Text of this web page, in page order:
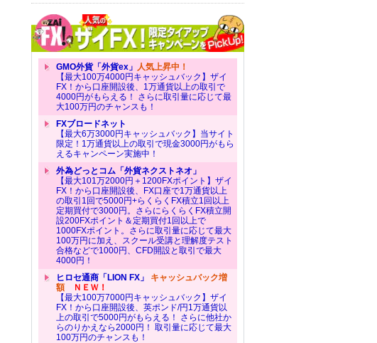
GMO外貨「外貨ex」 人気上昇中！
【最大100万4000円キャッシュバック】ザイ
FX！から口座開設後、1万通貨以上の取引で
4000円がもらえる！ さらに取引量に応じて最
大100万円のチャンスも！
FXブロードネット
【最大6万3000円キャッシュバック】当サイト
限定！1万通貨以上の取引で現金3000円がもら
えるキャンペーン実施中！
外為どっとコム「外貨ネクストネオ」
【最大101万2000円＋1200FXポイント】ザイ
FX！から口座開設後、FX口座で1万通貨以上
の取引1回で5000円+らくらくFX積立1回以上
定期買付で3000円。さらにらくらくFX積立開
設200FXポイント＆定期買付1回以上で
1000FXポイント。さらに取引量に応じて最大
100万円に加え、スクール受講と理解度テスト
合格などで1000円、CFD開設と取引で最大
4000円！
ヒロセ通商「LION FX」 キャッシュバック増
額ＮＥＷ！
【最大100万7000円キャッシュバック】ザイ
FX！から口座開設後、英ポンド/円1万通貨以
上の取引で5000円がもらえる！ さらに他社か
らのりかえなら2000円！ 取引量に応じて最大
100万円のチャンスも！